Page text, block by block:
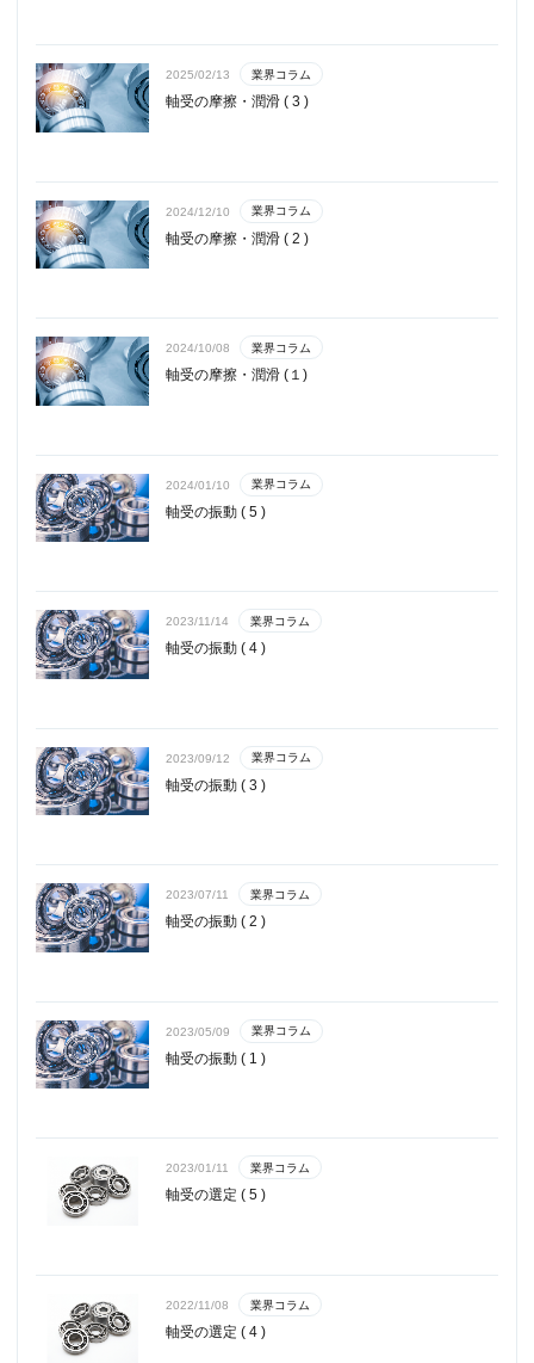
2025/02/13 業界コラム
軸受の摩擦・潤滑 ( 3 )
2024/12/10 業界コラム
軸受の摩擦・潤滑 ( 2 )
2024/10/08 業界コラム
軸受の摩擦・潤滑 (１)
2024/01/10 業界コラム
軸受の振動 ( 5 )
2023/11/14 業界コラム
軸受の振動 ( 4 )
2023/09/12 業界コラム
軸受の振動 ( 3 )
2023/07/11 業界コラム
軸受の振動 ( 2 )
2023/05/09 業界コラム
軸受の振動 ( 1 )
2023/01/11 業界コラム
軸受の選定 ( 5 )
2022/11/08 業界コラム
軸受の選定 ( 4 )